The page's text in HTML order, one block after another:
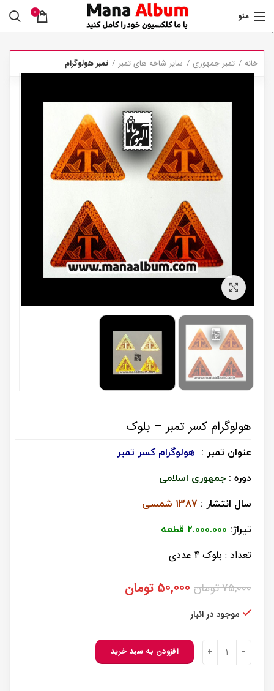
منو 0
.
خانه تمبر جمهوری سایر شاخه های تمبر تمبر هولوگرام
هولوگرام کسر تمبر – بلوک
عنوان تمبر : هولوگرام کسر تمبر
دوره : جمهوری اسلامی
سال انتشار : 1387 شمسی
تیراژ: 2.000.000 قطعه
تعداد : بلوک 4 عددی
75,000تومان قیمت
50,000 تومان
موجود در انبار
هولوگرام کسر تمبر - بلوک عددافزودن به سبد خرید